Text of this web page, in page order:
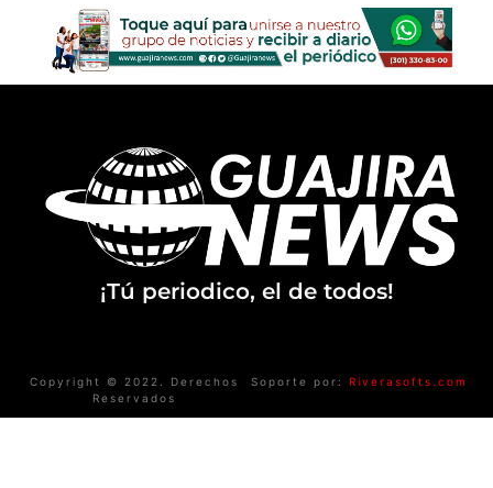
¡Tú periodico, el de todos!
Copyright © 2022. Derechos
Reservados
Soporte por: Riverasofts.com